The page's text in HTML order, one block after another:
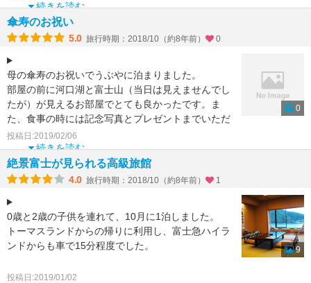
食事時に記念
続きを読む
傘寿のお祝い
5.0 旅行時期：2018/10（約8年前） 0
母の傘寿のお祝いでうぶやに泊まりました。
部屋の前に河口湖と富士山（当日は見えませんでし
たが）が見えるお部屋でとても良かったです。ま
た、食事の時には記念写真とプレゼントまでいただ
きました。
1泊2
続きを読む
投稿日:2019/02/06
0
絶景富士が見られる高級旅館
4.0 旅行時期：2018/10（約8年前） 1
0歳と2歳の子供を連れて、10月に1泊しました。
トーマスランドからの帰りに利用し、富士急ハイラ
ンドからも車で15分程度でした。
とてもきれいなお宿で、宿泊した部屋も6畳＋12畳
投稿日:2019/01/02
9